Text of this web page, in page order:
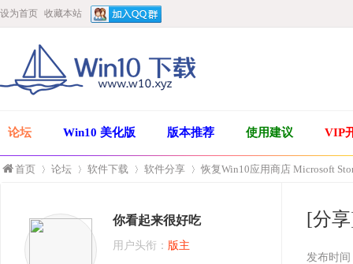
设为首页 收藏本站
论坛 Win10 美化版 版本推荐 使用建议 VIP
首页
»
论坛 软件下载 软件分享 恢复Win10应用商店 Microsoft
[分
发布时间
你看起来很好吃
用户头衔： 版主